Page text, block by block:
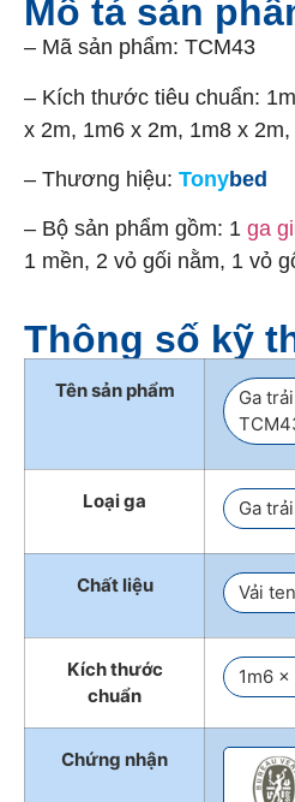
Mô tả sản
– Mã sản phẩm: TCM43
– Kích thước tiêu chuẩn:
x 2m, 1m6 x 2m, 1m8 x
– Thương hiệu: Tonybed
– Bộ sản phẩm gồm: 1 ga
1 mền, 2 vỏ gối nằm, 1 vỏ
Thông số kỹ
Tên sản phẩm
Ga
Loại ga Ga
Chất liệu Vải
Kích thước
chuẩn
1m6 x
Chứng nhận